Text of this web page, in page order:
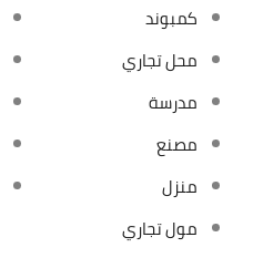
كمبوند
محل تجاري
مدرسة
مصنع
منزل
مول تجاري